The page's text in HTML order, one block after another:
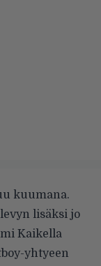
kuumana.
lisäksi jo
Kaikella
yhtyeen